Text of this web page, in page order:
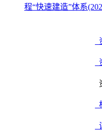
程“快速建造”体系